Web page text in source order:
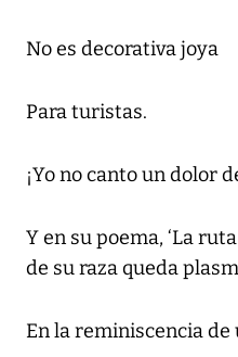
No es decorativa joya
Para turistas.
¡Yo no canto un dolor
Y en su poema, ‘La
de su raza queda
En la reminiscencia